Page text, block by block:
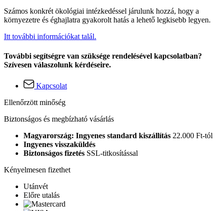
Számos konkrét ökológiai intézkedéssel járulunk hozzá, hogy a
környezetre és éghajlatra gyakorolt hatás a lehető legkisebb legyen.
Itt további információkat talál.
További segítségre van szüksége rendelésével kapcsolatban?
Szívesen válaszolunk kérdéseire.
Kapcsolat
Ellenőrzött minőség
Biztonságos és megbízható vásárlás
Magyarország: Ingyenes standard kiszállítás 22.000 Ft-tól
Ingyenes visszaküldés
Biztonságos fizetés SSL-titkosítással
Kényelmesen fizethet
Utánvét
Előre utalás